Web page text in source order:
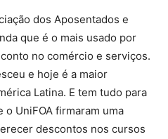
dos Aposentados e
que é o mais usado por
no comércio e serviços.
e hoje é a maior
Latina. E tem tudo para
o UniFOA firmaram uma
descontos nos cursos